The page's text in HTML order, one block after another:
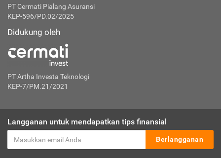
PT Cermati Pialang Asuransi
KEP-596/PD.02/2025
Didukung oleh
PT Artha Investa Teknologi
KEP-7/PM.21/2021
Langganan untuk mendapatkan tips finansial
Berlangganan